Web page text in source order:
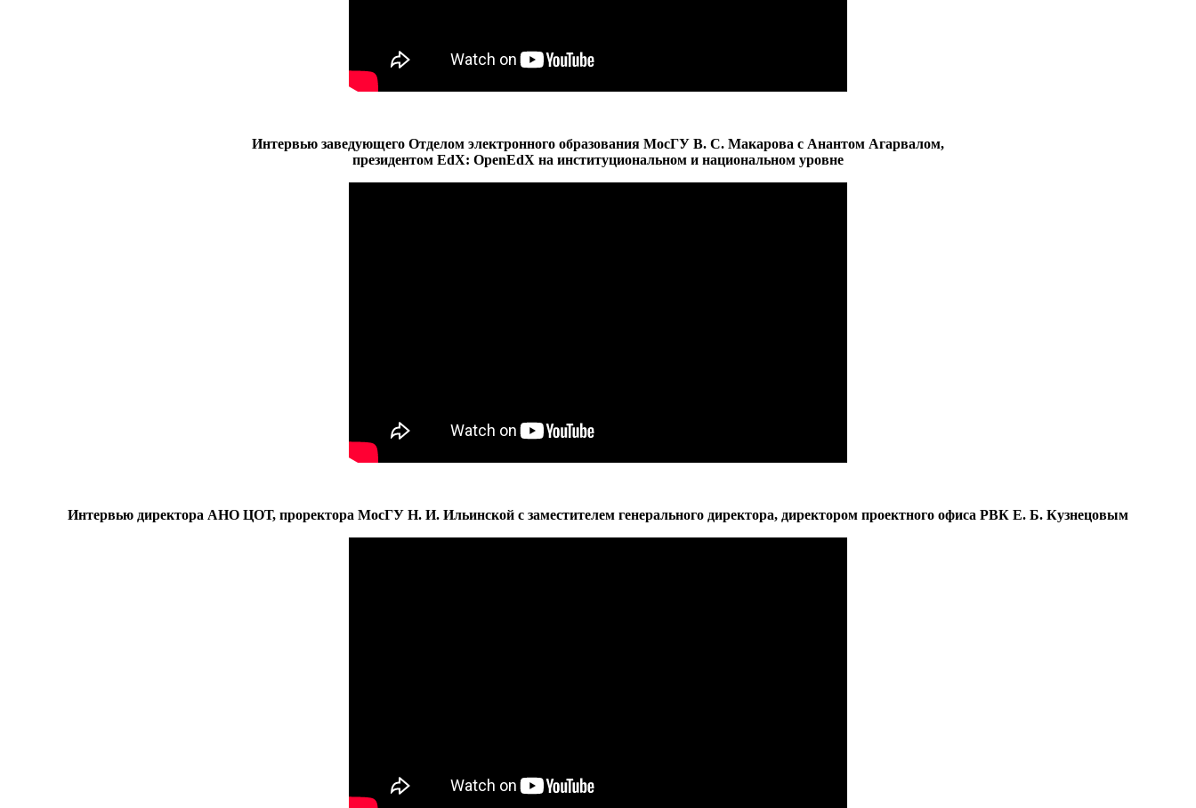
Интервью заведующего Отделом электронного образования МосГУ В. С. Макарова с Анантом Агарвалом,
президентом EdX: OpenEdX на институциональном и национальном уровне
Интервью директора АНО ЦОТ, проректора МосГУ Н. И. Ильинской с заместителем генерального директора, директором проектного офиса РВК Е. Б. Кузнецовым